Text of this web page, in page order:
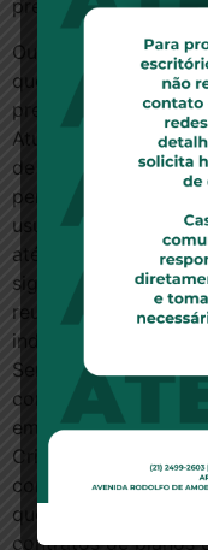
preocupar com o
Outra característica
que impacta
predominância de
Atualmente, 80%
de 20% individuais,
permite a rescisão
usuários nos dois
até 2003, quando
significativo dos
reuniam 15,9
individuais.
Sem a opção de
consumidores optam
empresariais para
Criam, por exemplo,
contratarem planos
que simulam
contratos de planos